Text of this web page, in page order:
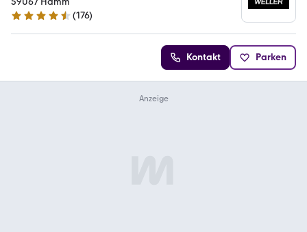
4.6 Sterne
(176)
Kontakt Parken